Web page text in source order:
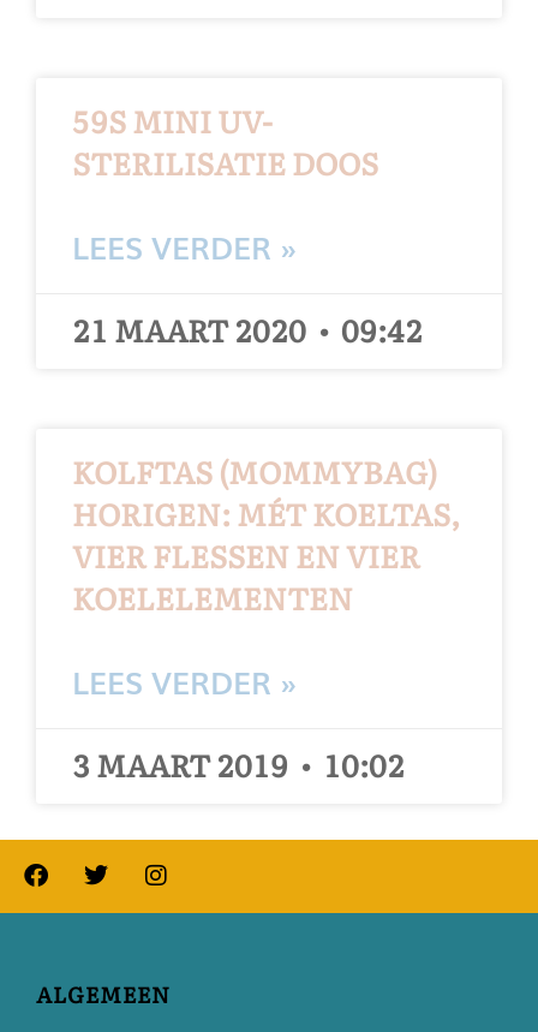
59S MINI UV-
STERILISATIE DOOS
LEES VERDER »
21 MAART 2020 09:42
KOLFTAS (MOMMYBAG)
HORIGEN: MÉT KOELTAS,
VIER FLESSEN EN VIER
KOELELEMENTEN
LEES VERDER »
3 MAART 2019 10:02
ALGEMEEN